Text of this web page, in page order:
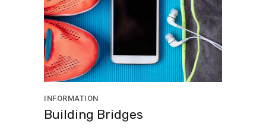
INFORMATION
Building Bridges